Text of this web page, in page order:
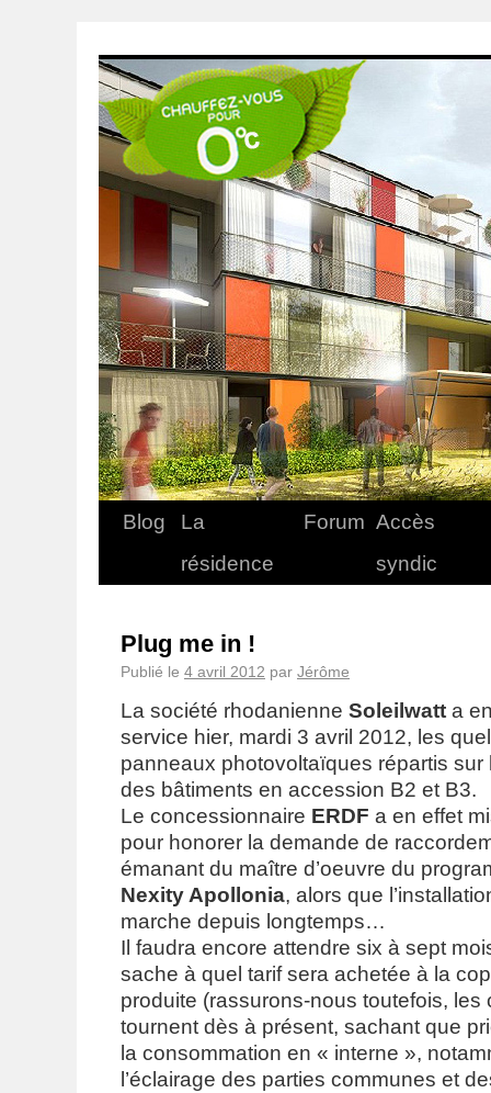
Blog
La
résidence
Forum Accès
syndic
Plug me in !
Publié le 4 avril 2012 par Jérôme
La société rhodanienne Soleilwatt a
service hier, mardi 3 avril 2012, les
panneaux photovoltaïques répartis sur
des bâtiments en accession B2 et B3.
Le concessionnaire ERDF a en effet
pour honorer la demande de
émanant du maître d’oeuvre du
Nexity Apollonia, alors que
marche depuis longtemps…
Il faudra encore attendre six à sept
sache à quel tarif sera achetée à la
produite (rassurons-nous toutefois, les
tournent dès à présent, sachant que
la consommation en « interne »,
l’éclairage des parties communes et